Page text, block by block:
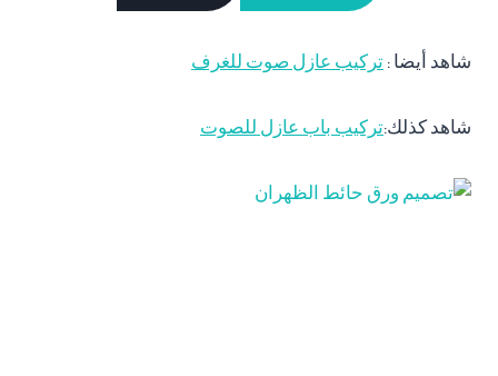
شاهد أيضا : تركيب عازل صوت للغرف
شاهد كذلك:تركيب باب عازل للصوت